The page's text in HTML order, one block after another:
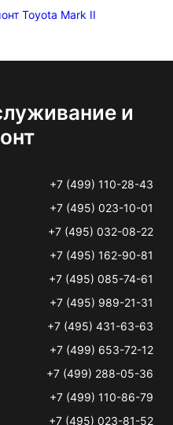
Toyota Mark II
и
+7 (499) 110-28-43
+7 (495) 023-10-01
+7 (495) 032-08-22
+7 (495) 162-90-81
+7 (495) 085-74-61
+7 (495) 989-21-31
+7 (495) 431-63-63
+7 (499) 653-72-12
+7 (499) 288-05-36
+7 (499) 110-86-79
+7 (495) 023-81-52